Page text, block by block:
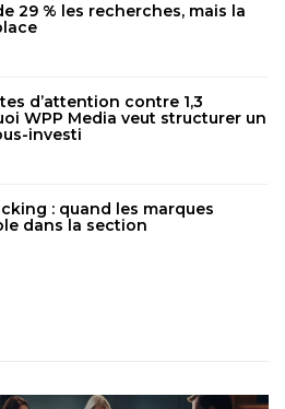
29 % les recherches, mais la
d’attention contre 1,3
WPP Media veut structurer un
investi
: quand les marques
dans la section